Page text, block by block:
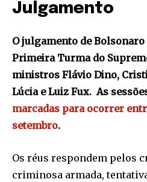
Julgamento
O julgamento de
Primeira Turma do
ministros Flávio Dino,
Lúcia e Luiz Fux. As
marcadas para ocorrer
setembro.
Os réus respondem pelos
criminosa armada,